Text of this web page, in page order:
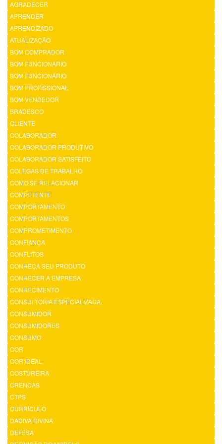
AGRADECER
APRENDER
APRENDIZADO
ATUALIZAÇÃO
BOM COMPRADOR
BOM FUNCIONARIO
BOM FUNCIONÁRIO
BOM PROFISSIONAL
BOM VENDEDOR
BRADESCO
CLIENTE
COLABORADOR
COLABORADOR PRODUTIVO
COLABORADOR SATISFEITO
COLEGAS DE TRABALHO
COMO SE RELACIONAR
COMPETENTE
COMPORTAMENTO
COMPORTAMENTOS
COMPROMETIMENTO
CONFIANÇA
CONFLITOS
CONHEÇA SEU PRODUTO
CONHECER A EMPRESA
CONHECIMENTO
CONSULTORIA ESPECIALIZADA.
CONSUMIDOR
CONSUMIDORES
CONSUMO
COR
COR IDEAL
COSTUREIRA
CRENCAS
CTPS
CURRÍCULO
DADIVA DIVINA
DEFESA